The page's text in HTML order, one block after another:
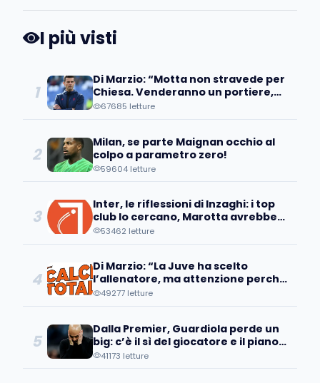
I più visti
1
Di Marzio: “Motta non stravede per
Chiesa. Venderanno un portiere,
occhio all’operazione…”
67685 letture
2
Milan, se parte Maignan occhio al
colpo a parametro zero!
59604 letture
3
Inter, le riflessioni di Inzaghi: i top
club lo cercano, Marotta avrebbe
già individuato...
53462 letture
4
Di Marzio: “La Juve ha scelto
l’allenatore, ma attenzione perché
a Bologna sanno che...
49277 letture
5
Dalla Premier, Guardiola perde un
big: c’è il sì del giocatore e il piano
d’addio
41173 letture